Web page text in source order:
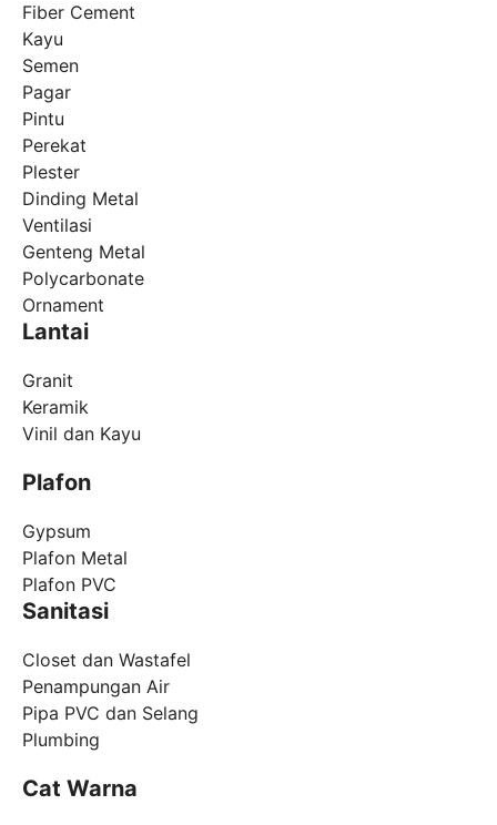
Fiber Cement
Kayu
Semen
Pagar
Pintu
Perekat
Plester
Dinding Metal
Ventilasi
Genteng Metal
Polycarbonate
Ornament
Lantai
Granit
Keramik
Vinil dan Kayu
Plafon
Gypsum
Plafon Metal
Plafon PVC
Sanitasi
Closet dan Wastafel
Penampungan Air
Pipa PVC dan Selang
Plumbing
Cat Warna